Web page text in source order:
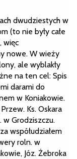
dwudziestych w
(to nie były całe
więc
nowe. W wieży
ale wyblakły
na ten cel: Spis
darami do
w Koniakowie.
Ks. Oskara
w Grodziszczu.
współudziałem
roln. w
Józ. Żebroka